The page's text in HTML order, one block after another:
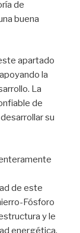
de
buena
apartado
la
La
de
su
de este
Fósforo
y le
energética.